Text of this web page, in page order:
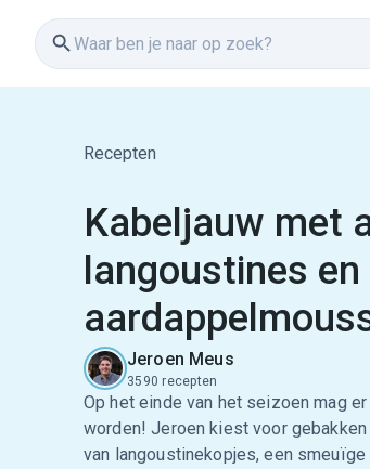
Recepten
Kabeljauw met
langoustines en
Jeroen Meus
3590 recepten
Op het einde van het seizoen mag
worden! Jeroen kiest voor
van langoustinekopjes, een